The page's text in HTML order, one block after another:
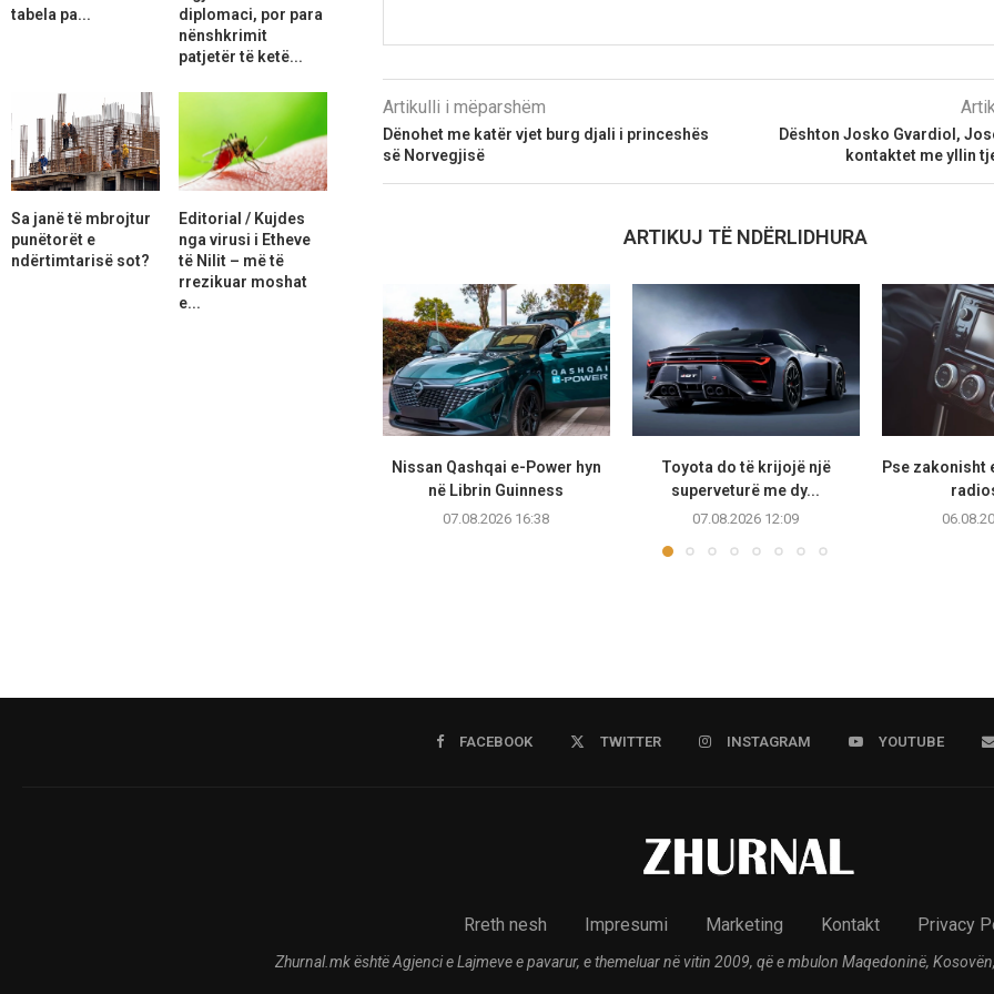
Artikulli i mëparshëm
Dënohet me katër vjet burg djali i princeshës
së Norvegjisë
Dështon Josko Gvardiol,
kontaktet me yllin
ARTIKUJ TË NDËRLIDHURA
Nissan Qashqai e-Power hyn
në Librin Guinness
07.08.2026 16:38
Toyota do të krijojë një
superveturë me dy...
07.08.2026 12:09
Pse zakonisht
tabela pa...
diplomaci, por para
nënshkrimit
patjetër të ketë...
Sa janë të mbrojtur
punëtorët e
ndërtimtarisë sot?
Editorial / Kujdes
nga virusi i Etheve
të Nilit – më të
rrezikuar moshat
e...
FACEBOOK TWITTER INSTAGRAM YOUTUBE
Rreth nesh Impresumi Marketing Kontakt Privacy
Zhurnal.mk është Agjenci e Lajmeve e pavarur, e themeluar në vitin 2009, që e mbulon Maqedoninë,